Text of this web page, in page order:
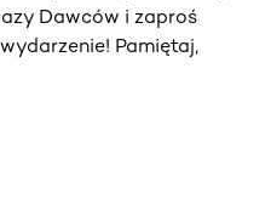
Dawców i zaproś
Pamiętaj,